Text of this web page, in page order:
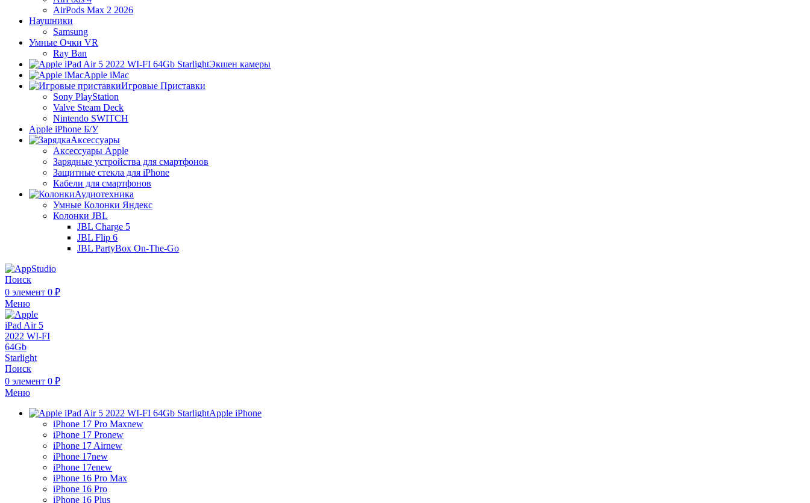
AirPods Max 2 2026
Наушники
Samsung
Умные Очки VR
Ray Ban
Экшен камеры
Apple iMac
Игровые Приставки
Sony PlayStation
Valve Steam Deck
Nintendo SWITCH
Apple iPhone Б/У
Аксессуары
Аксессуары Apple
Зарядные устройства для смартфонов
Защитные стекла для iPhone
Кабели для смартфонов
Аудиотехника
Умные Колонки Яндекс
Колонки JBL
JBL Charge 5
JBL Flip 6
JBL PartyBox On-The-Go
Поиск
0 элемент 0 ₽
Меню
Поиск
0 элемент 0 ₽
Меню
Apple iPhone
iPhone 17 Pro Maxnew
iPhone 17 Pronew
iPhone 17 Airnew
iPhone 17new
iPhone 17enew
iPhone 16 Pro Max
iPhone 16 Pro
iPhone 16 Plus